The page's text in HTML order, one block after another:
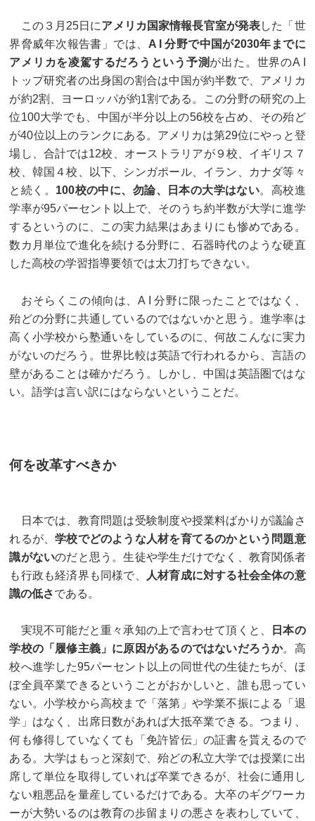
この３月25日にアメリカ国家情報長官室が発表した「世
界脅威年次報告書」では、 A I 分野で中国が2030年までに
アメリカを凌駕するだろうという予測 が出た。世界のA I
トップ研究者の出身国の割合は中国が約半数で、アメリカ
が約2割、ヨーロッパが約1割である。この分野の研究の上
位100大学でも、中国が半分以上の56校を占め、その殆ど
が40位以上のランクにある。アメリカは第29位にやっと登
場し、合計では12校、オーストラリアが９校、イギリス７
校、韓国４校、以下、シンガポール、イラン、カナダ等々
と続く。 100校の中に、勿論、日本の大学はない。高校進
学率が95パーセント以上で、そのうち約半数が大学に進学
するというのに、この実力結果はあまりにも惨めである。
数カ月単位で進化を続ける分野に、石器時代のような硬直
した高校の学習指導要領では太刀打ちできない。
おそらくこの傾向は、A I 分野に限ったことではなく、
殆どの分野に共通しているのではないかと思う。進学率は
高く小学校から塾通いをしているのに、何故こんなに実力
がないのだろう。世界比較は英語で行われるから、言語の
壁があることは確かだろう。しかし、中国は英語圏ではな
い。語学は言い訳にはならないということだ。
何を改革すべきか
日本では、教育問題は受験制度や授業料ばかりが議論さ
れるが、学校でどのような人材を育てるのかという問題意
識がないのだと思う。生徒や学生だけでなく、教育関係者
も行政も経済界も同様で、
人材育成に対する社会全体の意
識の低さである。
実現不可能だと重々承知の上で言わせて頂くと、
日本の
学校の「履修主義」に原因があるのではないだろうか。高
校へ進学した95パーセント以上の同世代の生徒たちが、ほ
ぼ全員卒業できるということがおかしいと、誰も思ってい
ない。小学校から高校まで「落第」や学業不振による「退
学」はなく、出席日数があれば大抵卒業できる。つまり、
何も修得していなくても「免許皆伝」の証書を貰えるので
ある。大学はもっと深刻で、殆どの私立大学では授業に出
席して単位を取得していれば卒業できるが、社会に通用し
ない粗悪品を量産しているだけである。大卒のギグワーカ
ーが大勢いるのは教育の歩留まりの悪さを表わしていて、